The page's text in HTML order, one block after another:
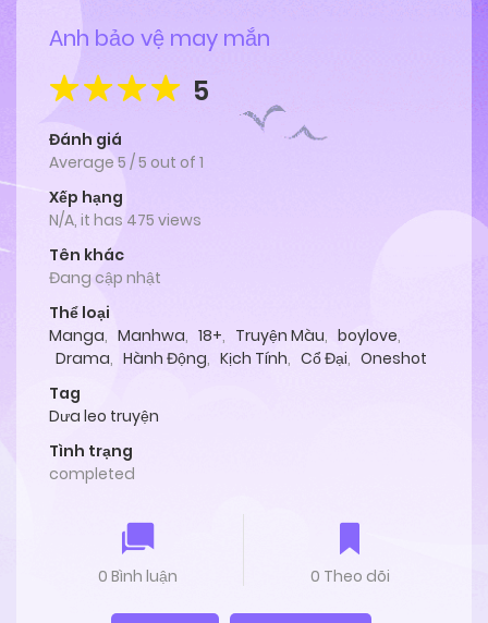
Anh bảo vệ may mắn
5
Đánh giá
Average 5 /5 out of 1
Xếp hạng
N/A, it has 475 views
Tên khác
Đang cập nhật
Thể loại
Manga, Manhwa, 18+, Truyện Màu, boylove,
Drama, Hành Động, Kịch Tính, Cổ Đại, Oneshot
Tag
Dưa leo truyện
Tình trạng
completed
0 Bình luận 0 Theo dõi